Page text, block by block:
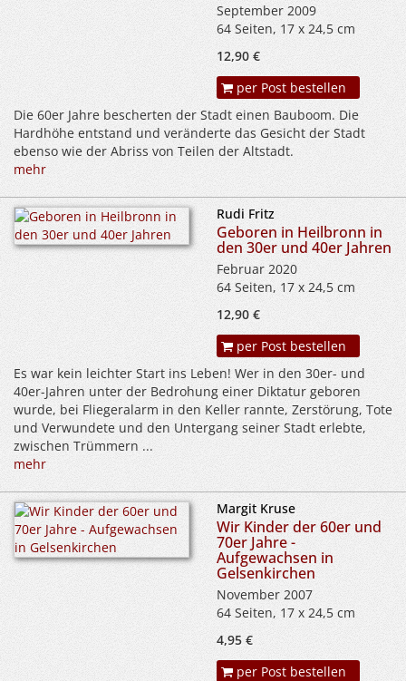
September 2009
64 Seiten, 17 x 24,5 cm
12,90 €
per Post bestellen
Die 60er Jahre bescherten der Stadt einen Bauboom. Die
Hardhöhe entstand und veränderte das Gesicht der Stadt
ebenso wie der Abriss von Teilen der Altstadt.
mehr
Rudi Fritz
Geboren in Heilbronn in
den 30er und 40er Jahren
Februar 2020
64 Seiten, 17 x 24,5 cm
12,90 €
per Post bestellen
Es war kein leichter Start ins Leben! Wer in den 30er- und
40er-Jahren unter der Bedrohung einer Diktatur geboren
wurde, bei Fliegeralarm in den Keller rannte, Zerstörung, Tote
und Verwundete und den Untergang seiner Stadt erlebte,
zwischen Trümmern ...
mehr
Margit Kruse
Wir Kinder der 60er und
70er Jahre -
Aufgewachsen in
Gelsenkirchen
November 2007
64 Seiten, 17 x 24,5 cm
4,95 €
per Post bestellen